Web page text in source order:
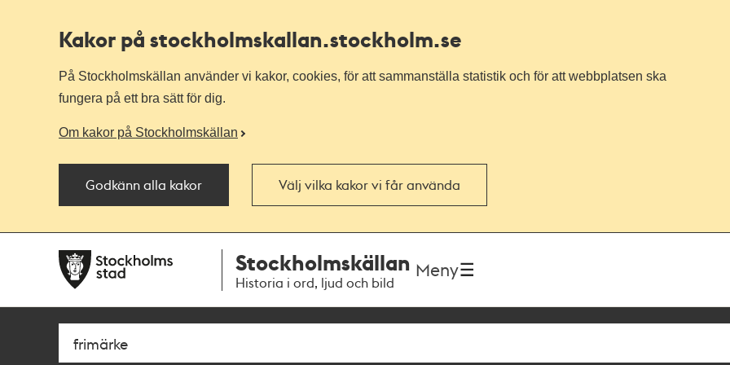
Kakor på stockholmskallan.stockholm.se
På Stockholmskällan använder vi kakor, cookies, för att sammanställa statistik och för att webbplatsen ska
fungera på ett bra sätt för dig.
Om kakor på Stockholmskällan
Godkänn alla kakor Välj vilka kakor vi får använda
navigationen
huvudinnehållet
Stockholmskällan
Historia i ord, ljud och bild
Meny
Sök